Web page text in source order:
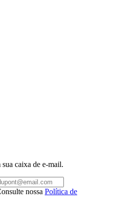
caixa de e-mail.
nossa Política de